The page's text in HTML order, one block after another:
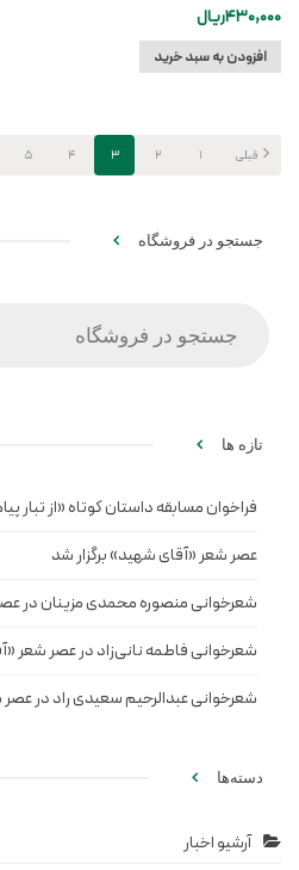
430,000ریال
افزودن به سبد خرید
قبلی 1
2
3
4
5
جستجو در فروشگاه
تازه ها
فراخوان مسابقه داستان کوتاه «از تبار
عصر شعر «آقای شهید» برگزار شد
شعرخوانی منصوره محمدی مزینان در
شعرخوانی فاطمه نانی‌زاد در عصر شعر
شعرخوانی عبدالرحیم سعیدی راد در
دسته‌ها
آرشیو اخبار